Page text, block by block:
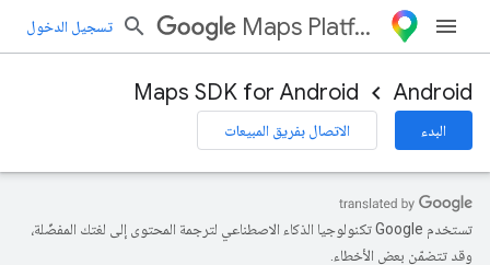
Maps Platform تسجيل الدخول
Android
Maps SDK for Android
البدء الاتصال بفريق المبيعات
تستخدم Google تكنولوجيا الذكاء الاصطناعي لترجمة المحتوى إلى لغتك المفضّلة،
وقد تتضمّن بعض الأخطاء.